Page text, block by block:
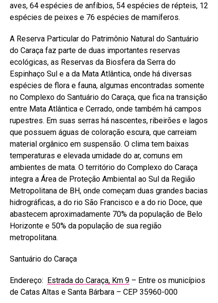
aves, 64 espécies de anfíbios, 54 espécies de répteis, 12
espécies de peixes e 76 espécies de mamíferos.
A Reserva Particular do Patrimônio Natural do Santuário
do Caraça faz parte de duas importantes reservas
ecológicas, as Reservas da Biosfera da Serra do
Espinhaço Sul e a da Mata Atlântica, onde há diversas
espécies de flora e fauna, algumas encontradas somente
no Complexo do Santuário do Caraça, que fica na transição
entre Mata Atlântica e Cerrado, onde também há campos
rupestres. Em suas serras há nascentes, ribeirões e lagos
que possuem águas de coloração escura, que carreiam
material orgânico em suspensão. O clima tem baixas
temperaturas e elevada umidade do ar, comuns em
ambientes de mata. O território do Complexo do Caraça
integra a Área de Proteção Ambiental ao Sul da Região
Metropolitana de BH, onde começam duas grandes bacias
hidrográficas, a do rio São Francisco e a do rio Doce, que
abastecem aproximadamente 70% da população de Belo
Horizonte e 50% da população de sua região
metropolitana.
Santuário do Caraça
Endereço: Estrada do Caraça, Km 9 – Entre os municípios
de Catas Altas e Santa Bárbara – CEP 35960-000